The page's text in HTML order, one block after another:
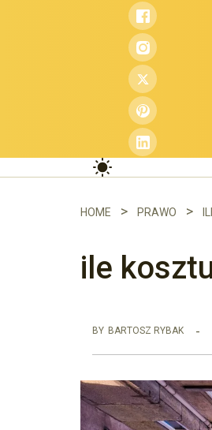
HOME PRAWO
ile
BY BARTOSZ RYBAK